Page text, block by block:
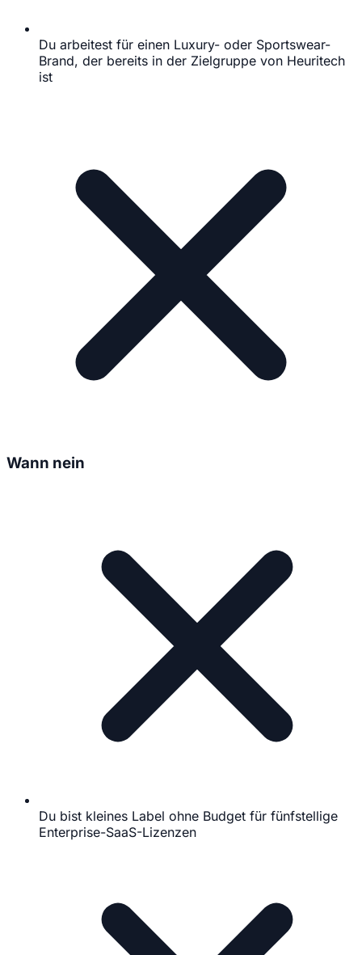
Du arbeitest für einen Luxury- oder Sportswear-
Brand, der bereits in der Zielgruppe von Heuritech
ist
Wann nein
Du bist kleines Label ohne Budget für fünfstellige
Enterprise-SaaS-Lizenzen